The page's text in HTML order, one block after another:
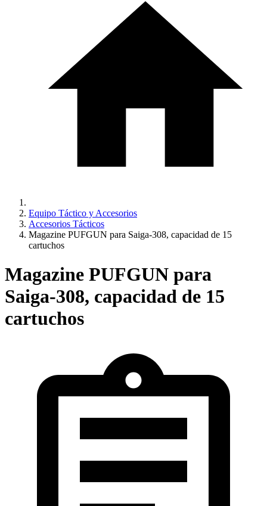
Equipo Táctico y Accesorios
Accesorios Tácticos
Magazine PUFGUN para Saiga-308, capacidad de 15
cartuchos
Magazine PUFGUN para
Saiga-308, capacidad de 15
cartuchos